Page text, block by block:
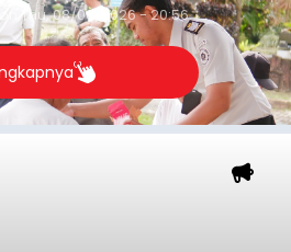
Thu, 08/06/2026 - 20:56